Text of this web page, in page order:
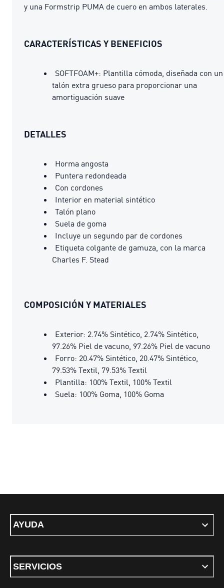
y una Formstrip PUMA de cuero en ambos laterales.
CARACTERÍSTICAS Y BENEFICIOS
SOFTFOAM+: Plantilla cómoda, diseñada con un
talón extra grueso para proporcionar una
amortiguación suave
DETALLES
Horma angosta
Puntera redondeada
Con cordones
Interior en material sintético
Talón plano
Suela de goma
Incluye un segundo par de cordones
Etiqueta colgante de gamuza, con la marca
Charles F. Stead
COMPOSICIÓN Y MATERIALES
Exterior: 2.74% Sintético, 2.74% Sintético,
97.26% Piel de vacuno, 97.26% Piel de vacuno
Forro: 20.47% Sintético, 20.47% Sintético,
79.53% Textil, 79.53% Textil
Plantilla: 100% Textil, 100% Textil
Suela: 100% Goma, 100% Goma
AYUDA
SERVICIOS